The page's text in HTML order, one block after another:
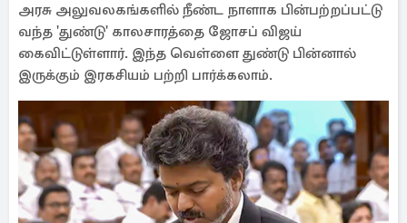
அரசு அலுவலகங்களில் நீண்ட நாளாக பின்பற்றப்பட்டு
வந்த 'துண்டு' காலசாரத்தை ஜோசப் விஜய்
கைவிட்டுள்ளார். இந்த வெள்ளை துண்டு பின்னால்
இருக்கும் இரகசியம் பற்றி பார்க்கலாம்.